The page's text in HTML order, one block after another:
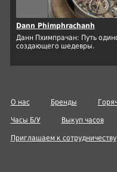
Dann Phimphrachanh
Данн Пхимпрачан: Путь
создающего шедевры.
О нас Бренды
Часы Б/У Выкуп часов
Приглашаем к сотрудничеству